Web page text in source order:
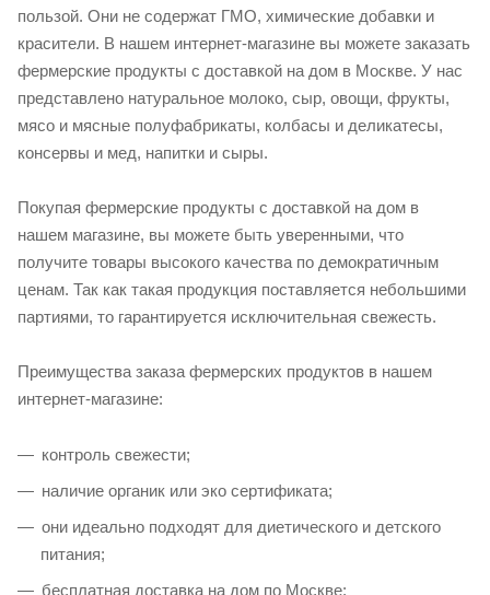
пользой. Они не содержат ГМО, химические добавки и
красители. В нашем интернет-магазине вы можете заказать
фермерские продукты с доставкой на дом в Москве. У нас
представлено натуральное молоко, сыр, овощи, фрукты,
мясо и мясные полуфабрикаты, колбасы и деликатесы,
консервы и мед, напитки и сыры.
Покупая фермерские продукты с доставкой на дом в
нашем магазине, вы можете быть уверенными, что
получите товары высокого качества по демократичным
ценам. Так как такая продукция поставляется небольшими
партиями, то гарантируется исключительная свежесть.
Преимущества заказа фермерских продуктов в нашем
интернет-магазине:
контроль свежести;
наличие органик или эко сертификата;
они идеально подходят для диетического и детского
питания;
бесплатная доставка на дом по Москве;